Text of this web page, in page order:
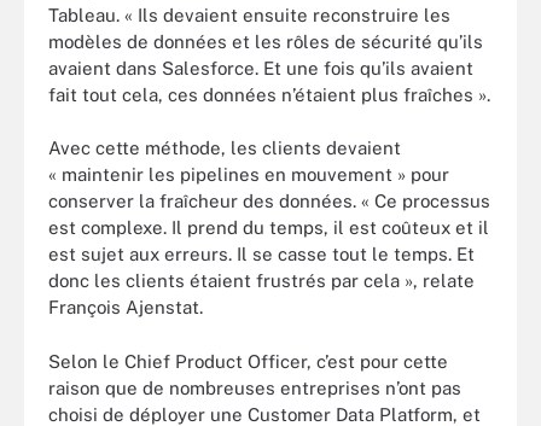
Tableau. « Ils devaient ensuite reconstruire les
modèles de données et les rôles de sécurité qu’ils
avaient dans Salesforce. Et une fois qu’ils avaient
fait tout cela, ces données n’étaient plus fraîches ».
Avec cette méthode, les clients devaient
« maintenir les pipelines en mouvement » pour
conserver la fraîcheur des données. « Ce processus
est complexe. Il prend du temps, il est coûteux et il
est sujet aux erreurs. Il se casse tout le temps. Et
donc les clients étaient frustrés par cela », relate
François Ajenstat.
Selon le Chief Product Officer, c’est pour cette
raison que de nombreuses entreprises n’ont pas
choisi de déployer une Customer Data Platform, et